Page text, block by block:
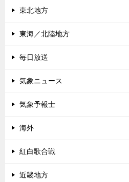
東北地方
東海／北陸地方
毎日放送
気象ニュース
気象予報士
海外
紅白歌合戦
近畿地方